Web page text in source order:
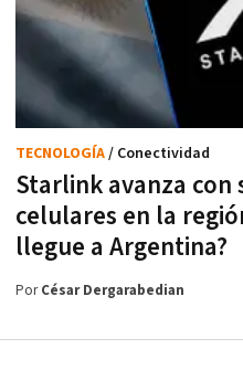
Starlink avanza
celulares en la
llegue a Argentina?
TECNOLOGÍA/ Conectividad
PorCésar Dergarabedian